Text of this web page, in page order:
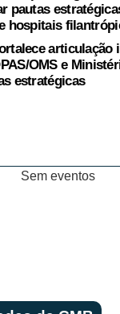
pautas
hospitais
articulação
OMS e
estratégicas
Sem eventos